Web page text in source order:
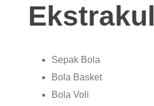
Sepak Bola
Bola Basket
Bola Voli